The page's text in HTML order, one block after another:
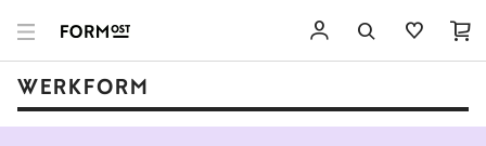
WERKFORM